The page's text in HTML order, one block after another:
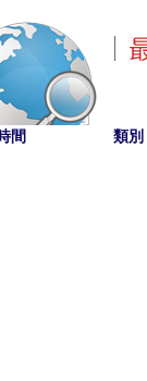
間 類別